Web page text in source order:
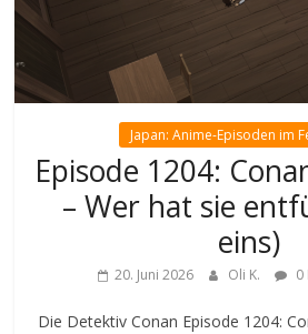
Japan: Anime-Episoden im
Episode 1204:
– Wer hat sie
eins)
20. Juni 2026 Oli K. 0
Die Detektiv Conan Episode 1204: